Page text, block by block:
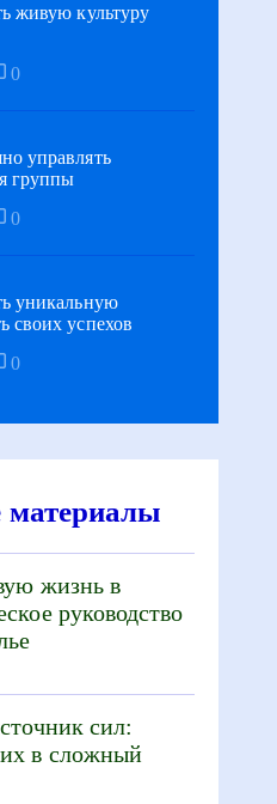
живую культуру
0
управлять
группы
0
уникальную
своих успехов
0
материалы
жизнь в
руководство
сил:
в сложный